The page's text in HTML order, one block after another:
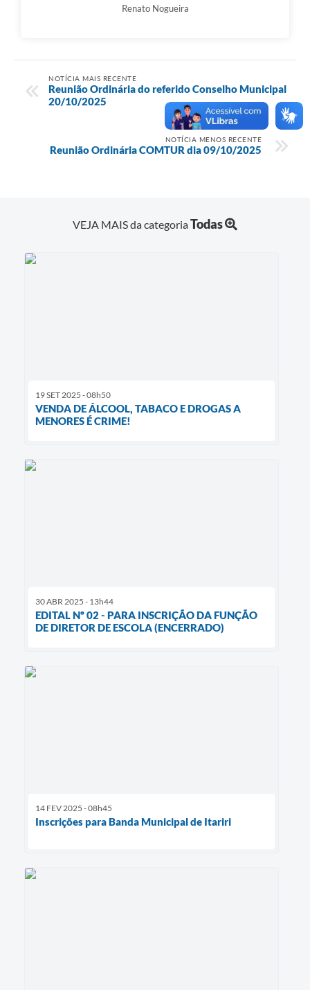
Renato Nogueira
NOTÍCIA MAIS RECENTE
Reunião Ordinária do referido Conselho Municipal
20/10/2025
NOTÍCIA MENOS RECENTE
Reunião Ordinária COMTUR dia 09/10/2025
VEJA MAIS da categoriaTodas
19 SET 2025 - 08h50
VENDA DE ÁLCOOL, TABACO E DROGAS A
MENORES É CRIME!
30 ABR 2025 - 13h44
EDITAL Nº 02 - PARA INSCRIÇÃO DA FUNÇÃO
DE DIRETOR DE ESCOLA (ENCERRADO)
14 FEV 2025 - 08h45
Inscrições para Banda Municipal de Itariri